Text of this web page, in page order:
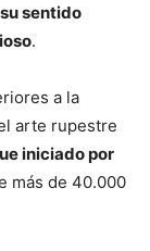
sentido
.
a la
arte rupestre
iniciado por
más de 40.000